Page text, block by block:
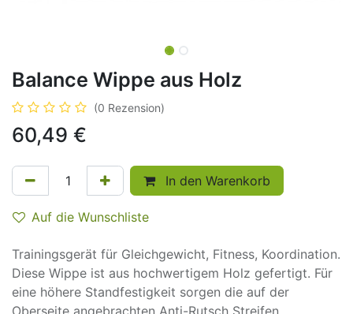
Balance Wippe aus Holz
(0 Rezension)
60,49 €
In den Warenkorb
Auf die Wunschliste
Trainingsgerät für Gleichgewicht, Fitness, Koordination.
Diese Wippe ist aus hochwertigem Holz gefertigt. Für
eine höhere Standfestigkeit sorgen die auf der
Oberseite angebrachten Anti-Rutsch Streifen.